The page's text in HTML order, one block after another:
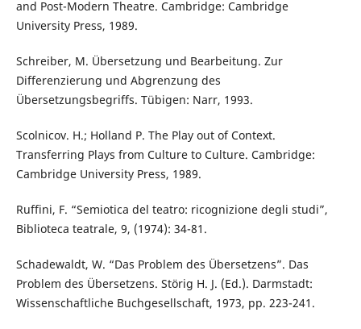
and Post-Modern Theatre. Cambridge: Cambridge
University Press, 1989.
Schreiber, M. Übersetzung und Bearbeitung. Zur
Differenzierung und Abgrenzung des
Übersetzungsbegriffs. Tübigen: Narr, 1993.
Scolnicov. H.; Holland P. The Play out of Context.
Transferring Plays from Culture to Culture. Cambridge:
Cambridge University Press, 1989.
Ruffini, F. “Semiotica del teatro: ricognizione degli studi”,
Biblioteca teatrale, 9, (1974): 34-81.
Schadewaldt, W. “Das Problem des Übersetzens”. Das
Problem des Übersetzens. Störig H. J. (Ed.). Darmstadt:
Wissenschaftliche Buchgesellschaft, 1973, pp. 223-241.